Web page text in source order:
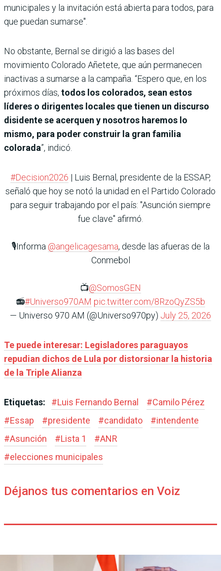
municipales y la invitación está abierta para todos, para
que puedan sumarse".
No obstante, Bernal se dirigió a las bases del
movimiento Colorado Añetete, que aún permanecen
inactivas a sumarse a la campaña. “Espero que, en los
próximos días, todos los colorados, sean estos
líderes o dirigentes locales que tienen un discurso
disidente se acerquen y nosotros haremos lo
mismo, para poder construir la gran familia
colorada”, indicó.
#Decision2026 | Luis Bernal, presidente de la ESSAP,
señaló que hoy se notó la unidad en el Partido Colorado
para seguir trabajando por el país: "Asunción siempre
fue clave" afirmó.
🎙️Informa @angelicagesama, desde las afueras de la
Conmebol
📺@SomosGEN
📻#Universo970AM pic.twitter.com/8RzoQyZS5b
— Universo 970 AM (@Universo970py) July 25, 2026
Te puede interesar: Legisladores paraguayos
repudian dichos de Lula por distorsionar la historia
de la Triple Alianza
Etiquetas: #Luis Fernando Bernal #Camilo Pérez
#Essap #presidente #candidato #intendente
#Asunción #Lista 1 #ANR
#elecciones municipales
Déjanos tus comentarios en Voiz